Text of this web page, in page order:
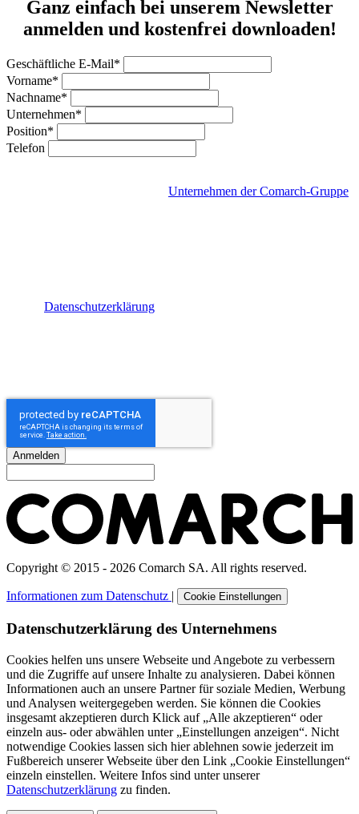
Ganz einfach bei unserem Newsletter
anmelden und kostenfrei downloaden!
Geschäftliche E-Mail*
Vorname*
Nachname*
Unternehmen*
Position*
Telefon
Unternehmen der Comarch-Gruppe
Datenschutzerklärung
Anmelden
Copyright © 2015 - 2026 Comarch SA. All rights reserved.
Informationen zum Datenschutz | Cookie Einstellungen
Datenschutzerklärung des Unternehmens
Cookies helfen uns unsere Webseite und Angebote zu verbessern
und die Zugriffe auf unsere Inhalte zu analysieren. Dabei können
Informationen auch an unsere Partner für soziale Medien, Werbung
und Analysen weitergegeben werden. Sie können die Cookies
insgesamt akzeptieren durch Klick auf „Alle akzeptieren“ oder
einzeln aus- oder abwählen unter „Einstellungen anzeigen“. Nicht
notwendige Cookies lassen sich hier ablehnen sowie jederzeit im
Fußbereich unserer Webseite über den Link „Cookie Einstellungen“
einzeln einstellen. Weitere Infos sind unter unserer
Datenschutzerklärung zu finden.